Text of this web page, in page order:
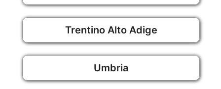
Trentino Alto Adige
Umbria